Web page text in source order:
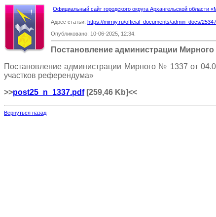
Официальный сайт городского округа Архангельской области
Адрес статьи: https://mirniy.ru/official_documents/admin_docs/
Опубликовано: 10-06-2025, 12:34.
Постановление администрации
Постановление администрации Мирного № 1337 от
участков референдума»
>>post25_n_1337.pdf[259,46 Kb]<<
Вернуться назад